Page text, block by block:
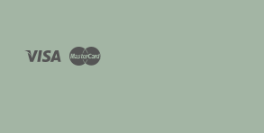
Visa Master